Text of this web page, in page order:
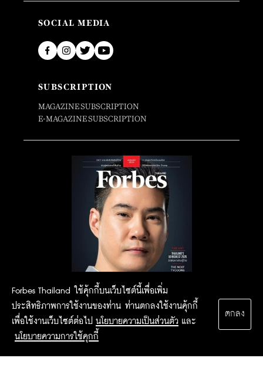
Forbes Thailand ใช้คุ้กกี้บนเว็บไซต์นี้เพื่อเพิ่ม
ประสิทธิภาพการใช้งานของท่าน ท่านตกลงใช้งานคุ้กกี้
เพื่อใช้งานเว็บไซต์ต่อไป นโยบายความเป็นส่วนตัว และ
นโยบายความการใช้คุกกี้
ตกลง
SOCIAL MEDIA
SUBSCRIPTION
MAGAZINE SUBSCRIPTION
E-MAGAZINE SUBSCRIPTION
2015 Forbesthailand.com ALL RIGHTS RESERVED